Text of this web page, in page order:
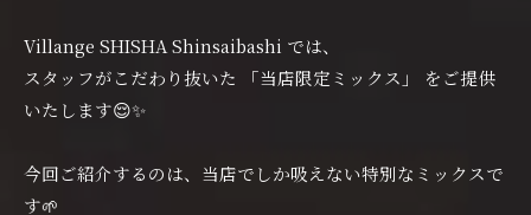
Villange SHISHA Shinsaibashi では、
スタッフがこだわり抜いた 「当店限定ミックス」 をご提供
いたします😌✨
今回ご紹介するのは、当店でしか吸えない特別なミックスで
す🌱